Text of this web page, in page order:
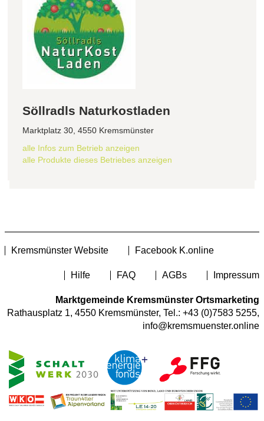
Söllradls Naturkostladen
Marktplatz 30, 4550 Kremsmünster
alle Infos zum Betrieb anzeigen
alle Produkte dieses Betriebes anzeigen
Kremsmünster Website Facebook K.online
Hilfe FAQ AGBs Impressum
Marktgemeinde Kremsmünster Ortsmarketing
Rathausplatz 1, 4550 Kremsmünster, Tel.: +43 (0)7583 5255,
info@kremsmuenster.online